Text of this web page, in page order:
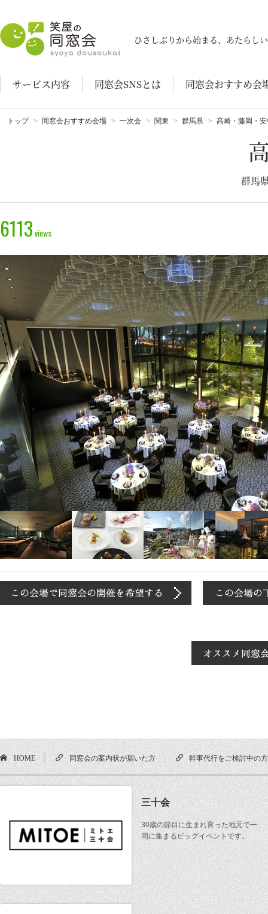
笑屋の同窓会
ひさしぶりから始まる、あたらし
サービス内容 同窓会SNSとは 同窓会おすすめ会
トップ 同窓会おすすめ会場 一次会 関東 群馬県 高崎・藤岡・
群馬
6113views
HOME 同窓会の案内状が届いた方 幹事代行をご検討中の方
三十会
30歳の節目に生まれ育った地元で一
同に集まるビッグイベントです。